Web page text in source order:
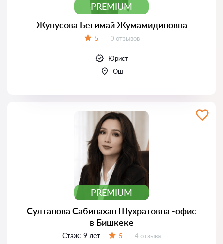
PREMIUM
Жунусова Бегимай Жумамидиновна
5 Отзывов:
0 отзывов
Юрист
Ош
PREMIUM
Султанова Сабинахан Шухратовна -офис
в Бишкеке
Стаж: 9 лет 5 Отзывов:
4 отзыва